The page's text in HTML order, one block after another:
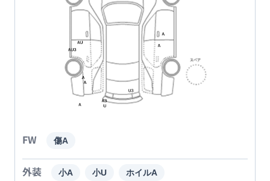
FW 傷A
外装 小A 小U ホイルA